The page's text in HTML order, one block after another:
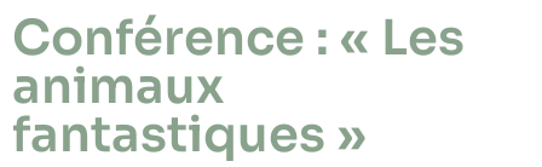
Conférence : « Les
animaux
fantastiques »